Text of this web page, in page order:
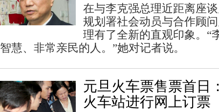
在与李克强总理近距离座
规划署社会动员与合作顾
理有了全新的直观印象。“
智慧、非常亲民的人。”她对记者说。
元旦火车票售票首日
火车站进行网上订票